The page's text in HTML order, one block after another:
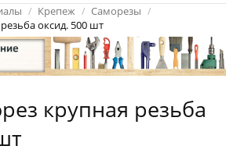
Крепеж
Саморезы
оксид. 500 шт
крупная резьба